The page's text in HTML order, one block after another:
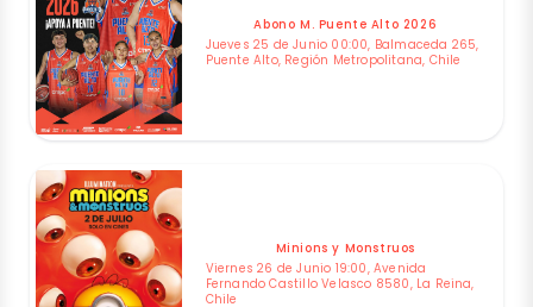
Abono M. Puente Alto 2026
Jueves 25 de Junio 00:00, Balmaceda 265,
Puente Alto, Región Metropolitana, Chile
Minions y Monstruos
Viernes 26 de Junio 19:00, Avenida
Fernando Castillo Velasco 8580, La Reina,
Chile